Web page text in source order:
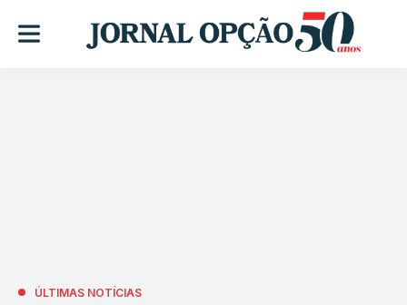
ÚLTIMAS NOTÍCIAS